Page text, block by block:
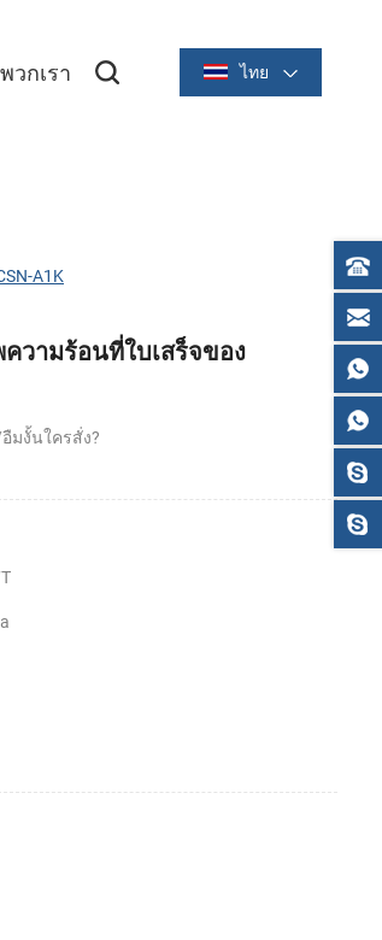
ไทย
วกเรา
A1K
ความร้อนที่ใบเสร็จของ
มงั้นใครสั่ง?